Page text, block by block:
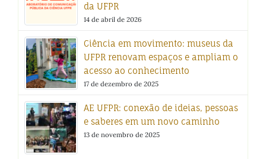
da UFPR
14 de abril de 2026
Ciência em movimento: museus da
UFPR renovam espaços e ampliam o
acesso ao conhecimento
17 de dezembro de 2025
AE UFPR: conexão de ideias, pessoas
e saberes em um novo caminho
13 de novembro de 2025